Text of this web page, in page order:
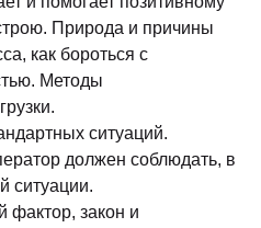
Природа и причины
как бороться с
Методы
ситуаций.
должен соблюдать, в
ситуации.
фактор, закон и